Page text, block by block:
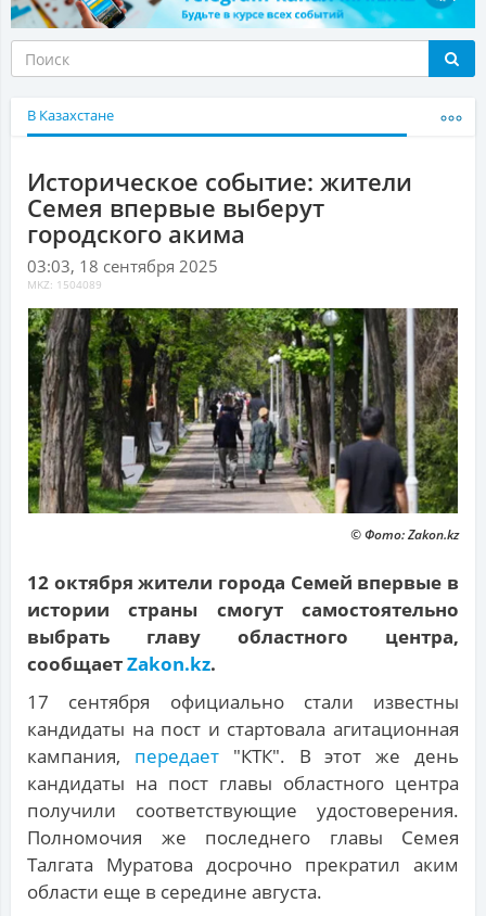
В Казахстане
Историческое событие: жители
Семея впервые выберут
городского акима
03:03, 18 сентября 2025
MKZ: 1504089
© Фото: Zakon.kz
12 октября жители города Семей впервые в
истории страны смогут самостоятельно
выбрать главу областного центра,
сообщаетZakon.kz.
17 сентября официально стали известны
кандидаты на пост и стартовала агитационная
кампания, передает"КТК". В этот же день
кандидаты на пост главы областного центра
получили соответствующие удостоверения.
Полномочия же последнего главы Семея
Талгата Муратова досрочно прекратил аким
области еще в середине августа.